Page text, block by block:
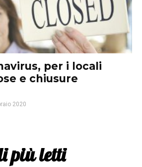
per i locali
e chiusure
2020
più letti